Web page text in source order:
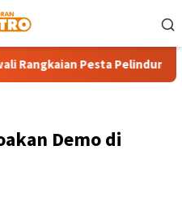
Pesta Pelindung
Demo di